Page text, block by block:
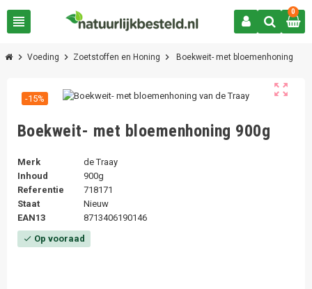
view_headline
0
chevron_right Voeding chevron_right Zoetstoffen en Honing chevron_right Boekweit- met bloemenhoning
zoom_out_map
-15%
Boekweit- met bloemenhoning 900g
Merk
de Traay
Inhoud
900g
Referentie
718171
Staat
Nieuw
EAN13
8713406190146
check Op vooraad